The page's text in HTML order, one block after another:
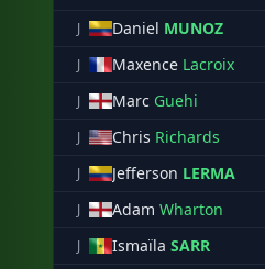
J Daniel MUNOZ
J Maxence Lacroix
J Marc Guehi
J Chris Richards
J Jefferson LERMA
J Adam Wharton
J Ismaïla SARR